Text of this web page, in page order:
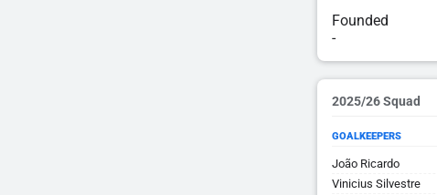
Founded
-
2025/26 Squad
GOALKEEPERS
João Ricardo
Vinicius Silvestre